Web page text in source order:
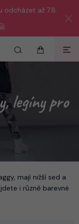
odcházet až 7.8.
legíny pro
mají nižší sed a
i různě barevné
Outfit potom